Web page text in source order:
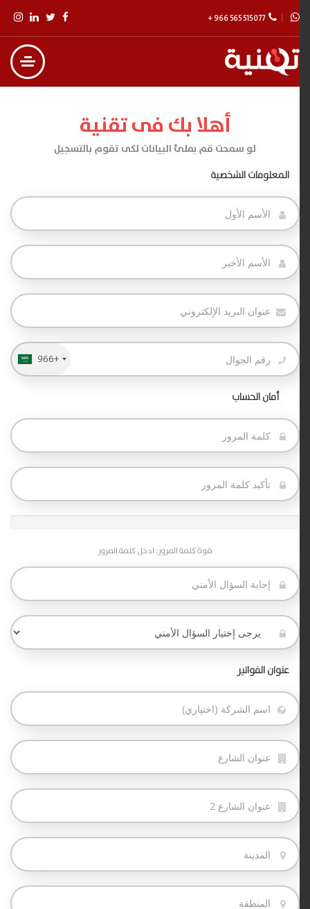
+ 966 565 515 077
أهلا بك فى تقنية
لو سمحت قم بملئ البيانات لكى تقوم بالتسجيل
المعلومات الشخصية
+966
أمان الحساب
قوة كلمة المرور: ادخل كلمة المرور
عنوان الفواتير